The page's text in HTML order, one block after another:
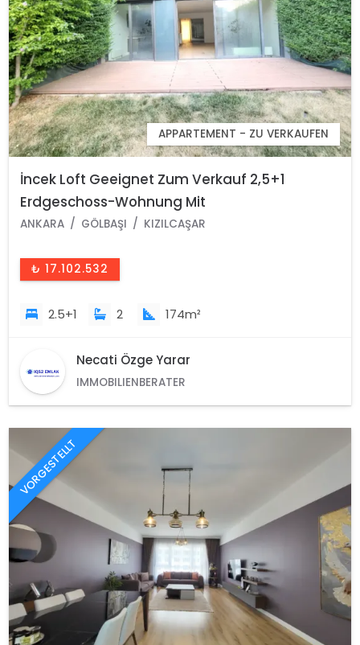
APPARTEMENT - ZU VERKAUFEN
İncek Loft Geeignet Zum Verkauf 2,5+1
Erdgeschoss-Wohnung Mit
Landschaftsansicht 2 Gärten
ANKARA GÖLBAŞI KIZILCAŞAR
₺ 17.102.532
2.5+1 2 174m²
Necati Özge Yarar
IMMOBILIENBERATER
VORGESTELLT